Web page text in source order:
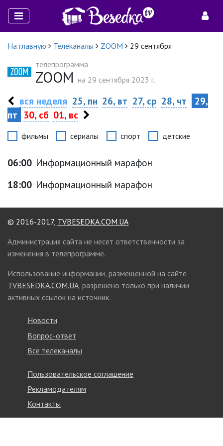
На главную Телеканалы ZOOM
29 сентября
телепрограмма
ZOOM на 29 сентября 2023 г.
вся неделя 25, пн 26, вт 27, ср 28, чт
29,
пт 30, сб 01, вс
фильмы сериалы спорт детские
06:00 Информационный марафон
18:00 Информационный марафон
© 2016-2017, TVBESEDKA.COM.UA
Администрация сайта не несет ответственности за
изменения в телепрограмме.
Использование информации, размещенной на сайте
TVBESEDKA.COM.UA, разрешено только при наличии
активных ссылок на источник.
Новости
Вопрос-ответ
Все телеканалы
Пользовательское соглашение
Рекламодателям
Контакты